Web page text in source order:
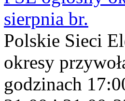
sierpnia br.
Polskie Sieci
okresy
godzinach